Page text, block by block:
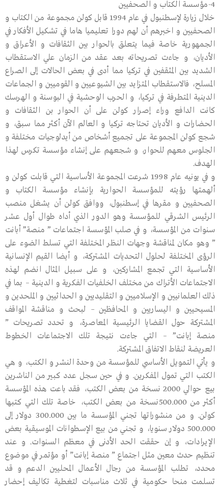
4-مؤسسة الكتاب و الصحفيين
خلال زيارة لإسطنبول في عام 1994 قابل كولن مجموعة من الكتاب و
الصحفيين و اخبرهم أن لهم دورا تعليميا هاما في تشكيل الأفكار في
الجمهورية خاصة فيما يتعلق بالحوار بين الثقافات و الأعراق و
الأديان، و جاءت تصريحاته بعد عقد من الزمان علي الاستقطاب
الشديد بين المثقفين في تركيا مما أدى في بعض الحالات إلى الصراع
المسلح، فالاستقطاب المتزايد بين الشيوعيين و القوميين و الجماعات
الدينية المتطرفة في تركيا، و الحرب الوحشية في البوسنة و الهرسك
كانت الدافع وراء إصرار كولن على أن الحوار بن الثقافات و
الحضارات و الأديان تحتاجه تركيا و العالم الآن أكثر مما سبق، و
شجع كولن المجموعة على تجميع أشخاص من أيدلوجيات مختلفة و
الجلوس معهم للحوار، و شجعهم على إنشاء مؤسسة تكرس لهذا
الهدف.
و في يونيه عام 1998 شرعت المجموعة الأساسية التي قابلت كولن و
ألهمتها رؤيته للمؤسسة الحوارية بإنشاء مؤسسة الكتاب و
الصحفيين و مقرها في إسطنبول، ووافق كولن أن يشغل منصب
الرئيس الشرقي للمؤسسة وهو الدور الذي أداه طوال أول عشر
سنوات من المؤسسة، و في صلب المؤسسة اجتماعات ” منصة” أبانت
” وهو مكان لمناقشة وجهات النظر المختلفة التي تسلط الضوء على
الرؤى المختلفة لحلول التحديات المشتركة، و أيضا القيم الإنسانية
الأساسية التي تجمع المشاركين، و على سبيل المثال انضم لهذه
الاجتماعات الأتراك من مختلف الخلفيات الفكرية و الدينية – بما في
ذلك العلمانيين و الإسلاميين و التقليديين و الحداثيين و الملحدين و
المسيحيين و اليساريين و المحافظين – لبحث و مناقشة المواقف
المشتركة حول القضايا الرئيسية المعاصرة، و تحدد تصريحات ”
منصة إبانت” – التي جاءت نتيجة تلك الاجتماعات الخطوط
العريضة لنقاط الاتفاق المشتركة.
و يأتي التمويل الأساسي للمؤسسة من وحدة النشر و الكتب، و هي
الكتب التي تمول المفكرين. و في حين سجل عدد كبير من الناشرين
بيع حوالي 2000 نسخة من بعض الكتب، فقد باعت هذه المؤسسة
أكثر من 500.000نسخة من بعض الكتب، خاصة تلك التي كتبها
كولن. و من منشوراتها تجني المؤسسة ما بين 300.000 دولار إلى
500.000 دولار سنويا، و تجني من بيع الإسطوانات الموسيقية بعض
الإيرادات، و إن حققت الحد الأدنى في معظم السنوات. و عند
تنظيم حدث معين مثل اجتماع ” منصة إبانت” أو مؤتمر في موضوع
محدد، تطلب المؤسسة من رجال الأعمال المحليين الدعم و قد
تسلمت منحا حكومية في ثلاث مناسبات لتغطية تكاليف إحضار